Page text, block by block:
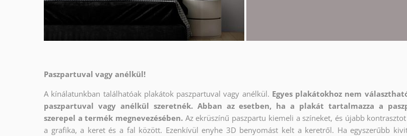
Paszpartuval vagy anélkül!
A kínálatunkban találhatóak plakátok paszpartuval vagy anélkül. Egyes plakátokhoz nem
paszpartuval vagy anélkül szeretnék. Abban az esetben, ha a plakát tartalmazza a
szerepel a termék megnevezésében. Az ekrüszínű paszpartu kiemeli a színeket, és újabb
a grafika, a keret és a fal között. Ezenkívül enyhe 3D benyomást kelt a keretről. Ha egyszerűbb